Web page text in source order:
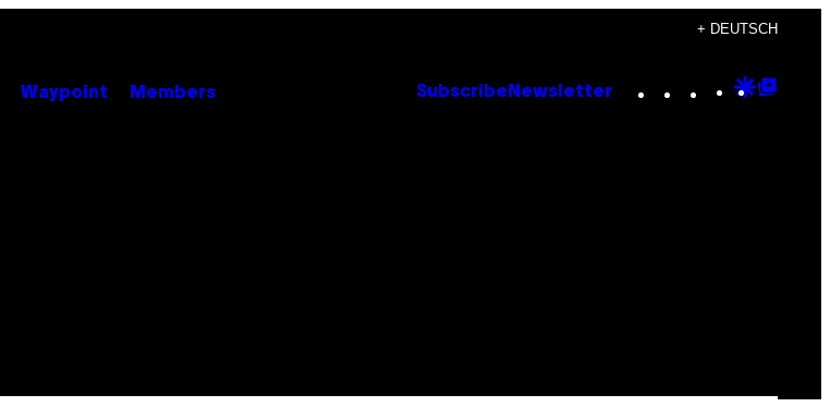
+ DEUTSCH
Waypoint Members Subscribe Newsletter Instagram
TikTok
YouTube
Google